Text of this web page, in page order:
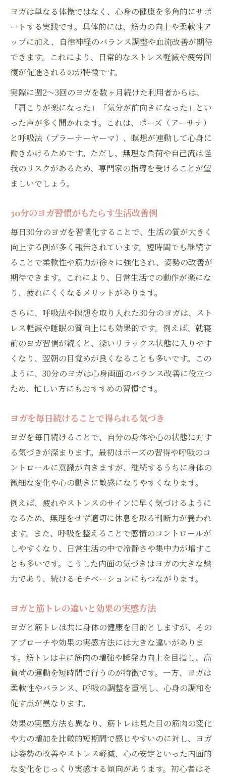
ヨガは単なる体操ではなく、心身の健康を多角的にサポ
ートする実践です。具体的には、筋力の向上や柔軟性ア
ップに加え、自律神経のバランス調整や血流改善が期待
できます。これにより、日常的なストレス軽減や疲労回
復が促進されるのが特徴です。
実際に週2～3回のヨガを数ヶ月続けた利用者からは、
「肩こりが楽になった」「気分が前向きになった」とい
った声が多く聞かれます。これは、ポーズ（アーサナ）
と呼吸法（プラーナーヤーマ）、瞑想が連動して心身に
働きかけるためです。ただし、無理な負荷や自己流は怪
我のリスクがあるため、専門家の指導を受けることが望
ましいでしょう。
30分のヨガ習慣がもたらす生活改善例
毎日30分のヨガを習慣化することで、生活の質が大きく
向上する例が多く報告されています。短時間でも継続す
ることで柔軟性や筋力が徐々に強化され、姿勢の改善が
期待できます。これにより、日常生活での動作が楽にな
り、疲れにくくなるメリットがあります。
さらに、呼吸法や瞑想を取り入れた30分のヨガは、スト
レス軽減や睡眠の質向上にも効果的です。例えば、就寝
前のヨガ習慣が続くと、深いリラックス状態に入りやす
くなり、翌朝の目覚めが良くなることも多いです。この
ように、30分のヨガは心身両面のバランス改善に役立つ
ため、忙しい方にもおすすめの習慣です。
ヨガを毎日続けることで得られる気づき
ヨガを毎日続けることで、自分の身体や心の状態に対す
る気づきが深まります。最初はポーズの習得や呼吸のコ
ントロールに意識が向きますが、継続するうちに身体の
微細な変化や心の動きに敏感になりやすくなります。
例えば、疲れやストレスのサインに早く気づけるように
なるため、無理をせず適切に休息を取る判断力が養われ
ます。また、呼吸を整えることで感情のコントロールが
しやすくなり、日常生活の中で冷静さや集中力が増すこ
とも多いです。こうした内面の気づきはヨガの大きな魅
力であり、続けるモチベーションにもつながります。
ヨガと筋トレの違いと効果の実感方法
ヨガと筋トレは共に身体の健康を目的としますが、その
アプローチや効果の実感方法には大きな違いがありま
す。筋トレは主に筋肉の増強や瞬発力向上を目指し、高
負荷の運動を短時間で行うのが特徴です。一方、ヨガは
柔軟性やバランス、呼吸の調整を重視し、心身の調和を
促す点が異なります。
効果の実感方法も異なり、筋トレは見た目の筋肉の変化
や力の増加を比較的短期間で感じやすいのに対し、ヨガ
は姿勢の改善やストレス軽減、心の安定といった内面的
な変化をじっくり実感する傾向があります。初心者はそ
お問い合わせはこちら